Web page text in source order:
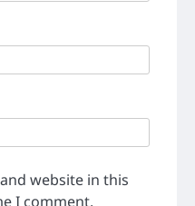
website in this
I comment.